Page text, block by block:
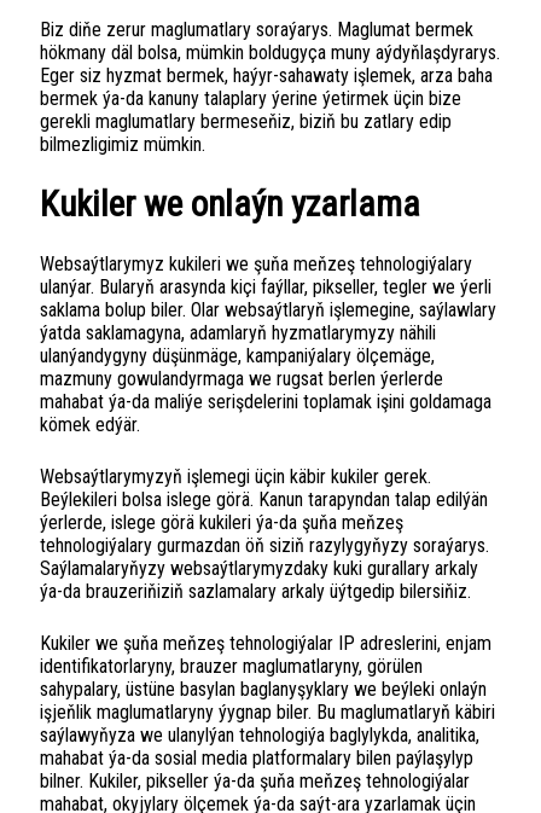
Biz diňe zerur maglumatlary soraýarys. Maglumat bermek
hökmany däl bolsa, mümkin boldugyça muny aýdyňlaşdyrarys.
Eger siz hyzmat bermek, haýyr-sahawaty işlemek, arza baha
bermek ýa-da kanuny talaplary ýerine ýetirmek üçin bize
gerekli maglumatlary bermeseňiz, biziň bu zatlary edip
bilmezligimiz mümkin.
Kukiler we onlaýn yzarlama
Websaýtlarymyz kukileri we şuňa meňzeş tehnologiýalary
ulanýar. Bularyň arasynda kiçi faýllar, pikseller, tegler we ýerli
saklama bolup biler. Olar websaýtlaryň işlemegine, saýlawlary
ýatda saklamagyna, adamlaryň hyzmatlarymyzy nähili
ulanýandygyny düşünmäge, kampaniýalary ölçemäge,
mazmuny gowulandyrmaga we rugsat berlen ýerlerde
mahabat ýa-da maliýe serişdelerini toplamak işini goldamaga
kömek edýär.
Websaýtlarymyzyň işlemegi üçin käbir kukiler gerek.
Beýlekileri bolsa islege görä. Kanun tarapyndan talap edilýän
ýerlerde, islege görä kukileri ýa-da şuňa meňzeş
tehnologiýalary gurmazdan öň siziň razylygyňyzy soraýarys.
Saýlamalaryňyzy websaýtlarymyzdaky kuki gurallary arkaly
ýa-da brauzeriňiziň sazlamalary arkaly üýtgedip bilersiňiz.
Kukiler we şuňa meňzeş tehnologiýalar IP adreslerini, enjam
identifikatorlaryny, brauzer maglumatlaryny, görülen
sahypalary, üstüne basylan baglanyşyklary we beýleki onlaýn
işjeňlik maglumatlaryny ýygnap biler. Bu maglumatlaryň käbiri
saýlawyňyza we ulanylýan tehnologiýa baglylykda, analitika,
mahabat ýa-da sosial media platformalary bilen paýlaşylyp
bilner. Kukiler, pikseller ýa-da şuňa meňzeş tehnologiýalar
mahabat, okyjylary ölçemek ýa-da saýt-ara yzarlamak üçin